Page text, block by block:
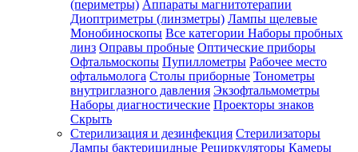
(периметры) Аппараты магнитотерапии
Диоптриметры (линзметры) Лампы щелевые
Монобиноскопы Все категории Наборы пробных
линз Оправы пробные Оптические приборы
Офтальмоскопы Пупиллометры Рабочее место
офтальмолога Столы приборные Тонометры
внутриглазного давления Экзофтальмометры
Наборы диагностические Проекторы знаков
Скрыть
Стерилизация и дезинфекция Стерилизаторы
Лампы бактерицидные Рециркуляторы Камеры